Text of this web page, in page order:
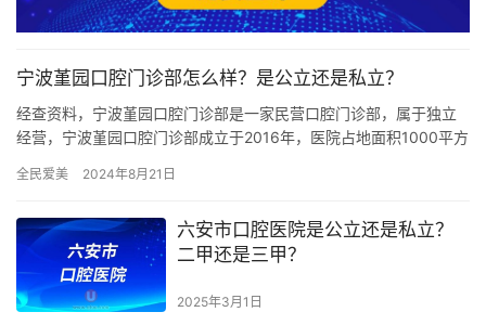
宁波堇园口腔门诊部怎么样？是公立还是私立？
经查资料，宁波堇园口腔门诊部是一家民营口腔门诊部，属于独立
经营，宁波堇园口腔门诊部成立于2016年，医院占地面积1000平方
全民爱美 2024年8月21日
六安市口腔医院是公立还是私立？
二甲还是三甲？
2025年3月1日